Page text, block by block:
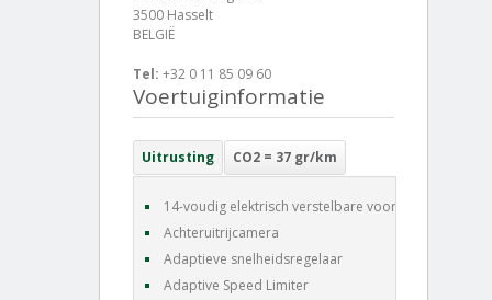
3500 Hasselt
BELGIË
Tel: +32 0 11 85 09 60
Voertuiginformatie
Uitrusting CO2 = 37 gr/km
14-voudig elektrisch verstelbare voorstoelen
Achteruitrijcamera
Adaptieve snelheidsregelaar
Adaptive Speed Limiter